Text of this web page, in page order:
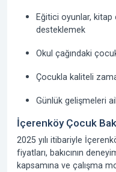
Eğitici oyunlar,
desteklemek
Okul çağındaki
Çocukla kaliteli
Günlük gelişmeleri
İçerenköy Çocuk
2025 yılı itibariyle
fiyatları, bakıcının
kapsamına ve çalışma